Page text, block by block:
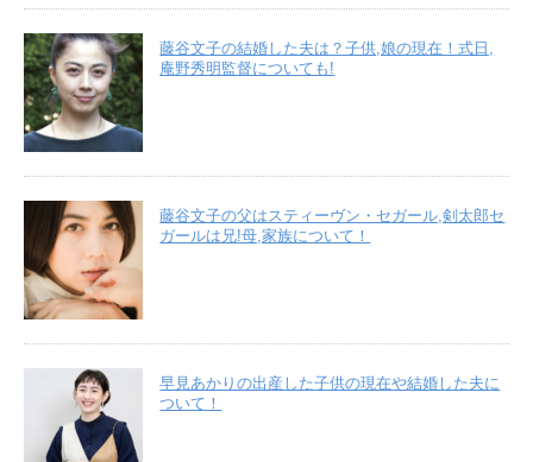
藤谷文子の結婚した夫は？子供,娘の現在！式日,
庵野秀明監督についても!
藤谷文子の父はスティーヴン・セガール,剣太郎セ
ガールは兄!母,家族について！
早見あかりの出産した子供の現在や結婚した夫に
ついて！